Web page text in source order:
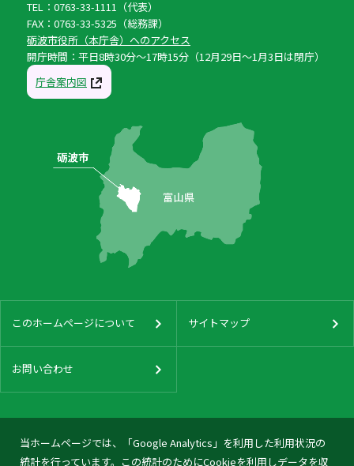
当ホームページでは、「Google Analytics」を利用した利用状況の
統計を行っています。この統計のためにCookieを利用しデータを収
TEL：0763-33-1111（代表）
FAX：0763-33-5325（総務課）
砺波市役所（本庁舎）へのアクセス
開庁時間：平日8時30分〜17時15分（12月29日〜1月3日は閉庁）
庁舎案内図
このホームページについて サイトマップ
お問い合わせ